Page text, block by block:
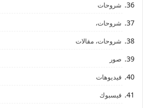
شروحات
شروحات،
شروحات، مقالات
صور
فيديوهات
فيسبوك